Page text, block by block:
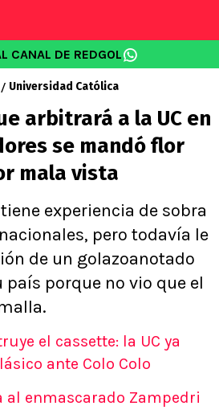
CANAL DE REDGOL
Universidad Católica
arbitrará a la UC en
se mandó flor
mala vista
experiencia de sobra
pero todavía le
de un golazoanotado
porque no vio que el
el cassette: la UC ya
ante Colo Colo
al enmascarado Zampedri